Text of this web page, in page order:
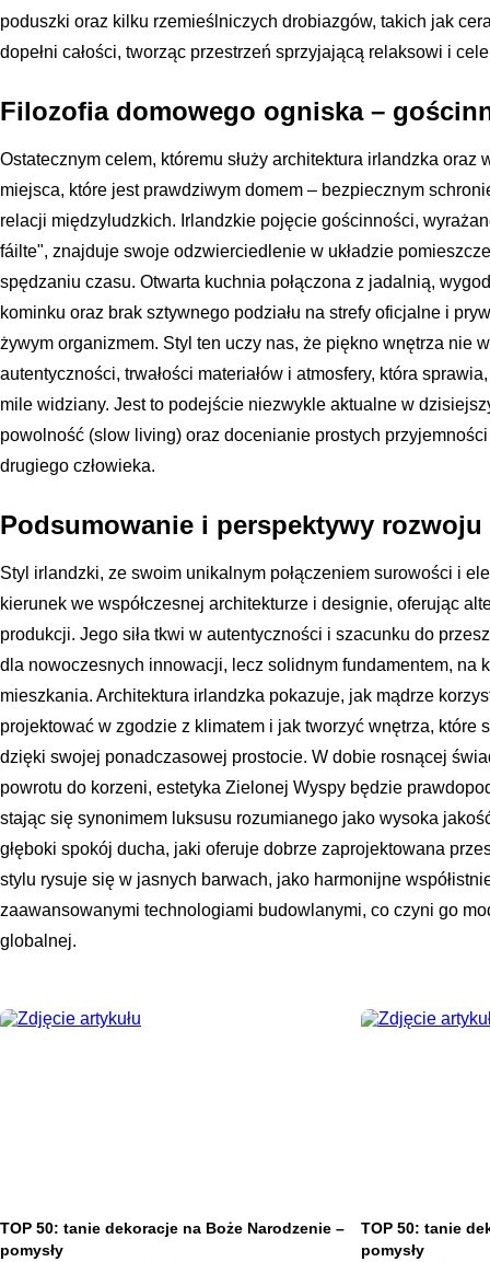
poduszki oraz kilku rzemieślniczych drobiazgów, takich jak
dopełni całości, tworząc przestrzeń sprzyjającą relaksowi i
Filozofia domowego ogniska –
Ostatecznym celem, któremu służy architektura irlandzka oraz
miejsca, które jest prawdziwym domem – bezpiecznym
relacji międzyludzkich. Irlandzkie pojęcie gościnności,
fáilte", znajduje swoje odzwierciedlenie w układzie
spędzaniu czasu. Otwarta kuchnia połączona z jadalnią,
kominku oraz brak sztywnego podziału na strefy oficjalne i
żywym organizmem. Styl ten uczy nas, że piękno wnętrza nie
autentyczności, trwałości materiałów i atmosfery, która
mile widziany. Jest to podejście niezwykle aktualne w
powolność (slow living) oraz docenianie prostych
drugiego człowieka.
Podsumowanie i perspektywy
Styl irlandzki, ze swoim unikalnym połączeniem surowości i
kierunek we współczesnej architekturze i designie, oferując
produkcji. Jego siła tkwi w autentyczności i szacunku do
dla nowoczesnych innowacji, lecz solidnym fundamentem, na
mieszkania. Architektura irlandzka pokazuje, jak mądrze
projektować w zgodzie z klimatem i jak tworzyć wnętrza, które
dzięki swojej ponadczasowej prostocie. W dobie rosnącej
powrotu do korzeni, estetyka Zielonej Wyspy będzie
stając się synonimem luksusu rozumianego jako wysoka
głęboki spokój ducha, jaki oferuje dobrze zaprojektowana
stylu rysuje się w jasnych barwach, jako harmonijne
zaawansowanymi technologiami budowlanymi, co czyni go
globalnej.
TOP 50: tanie dekoracje na Boże Narodzenie –
pomysły
TOP 50: tanie
pomysły